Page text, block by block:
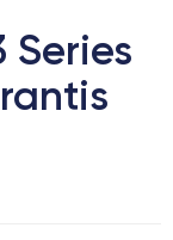
Series